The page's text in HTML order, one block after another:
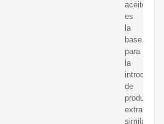
aceite
es
la
base
para
la
de
productos
extranjeros
similares,